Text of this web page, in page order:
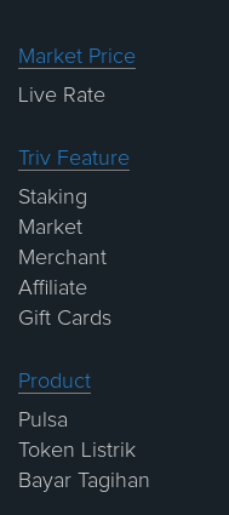
Market Price
Live Rate
Triv Feature
Staking
Market
Merchant
Affiliate
Gift Cards
Product
Pulsa
Token Listrik
Bayar Tagihan